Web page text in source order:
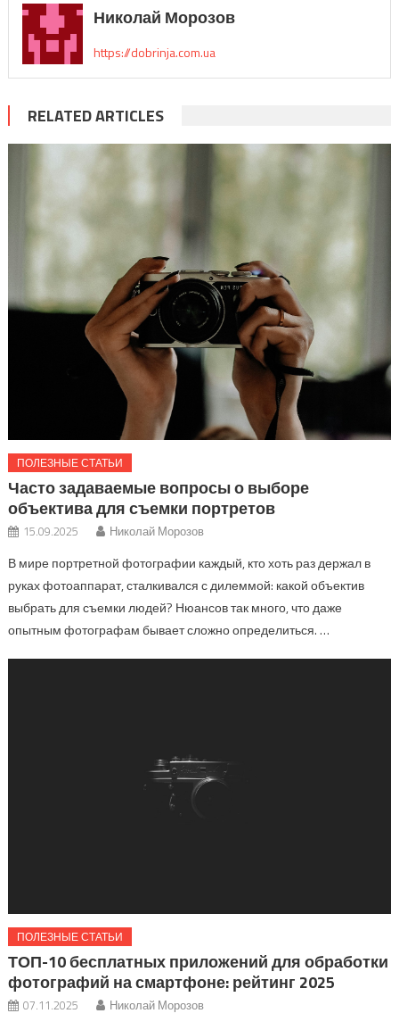
Николай Морозов
https://dobrinja.com.ua
RELATED ARTICLES
ПОЛЕЗНЫЕ СТАТЬИ
Часто задаваемые вопросы о выборе
объектива для съемки портретов
15.09.2025 Николай Морозов
В мире портретной фотографии каждый, кто хоть раз держал в
руках фотоаппарат, сталкивался с дилеммой: какой объектив
выбрать для съемки людей? Нюансов так много, что даже
опытным фотографам бывает сложно определиться. …
ПОЛЕЗНЫЕ СТАТЬИ
ТОП-10 бесплатных приложений для обработки
фотографий на смартфоне: рейтинг 2025
07.11.2025 Николай Морозов